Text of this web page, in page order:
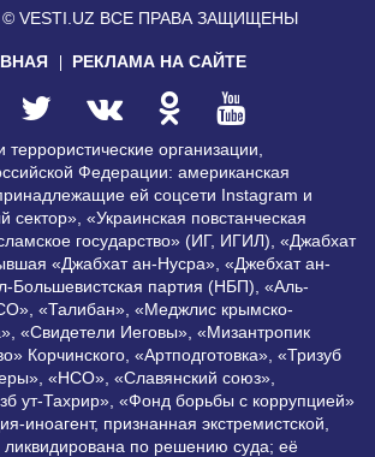
VESTI.UZ ВСЕ ПРАВА ЗАЩИЩЕНЫ
РЕКЛАМА НА САЙТЕ
террористические организации,
Федерации: американская
ей соцсети Instagram и
сектор», «Украинская повстанческая
государство» (ИГ, ИГИЛ), «Джабхат
«Джабхат ан-Нусра», «Джебхат ан-
Большевистская партия (НБП), «Аль-
«Талибан», «Меджлис крымско-
«Свидетели Иеговы», «Мизантропик
Корчинского, «Артподготовка», «Тризуб
«НСО», «Славянский союз»,
ут-Тахрир», «Фонд борьбы с коррупцией»
иноагент, признанная экстремистской,
по решению суда; её